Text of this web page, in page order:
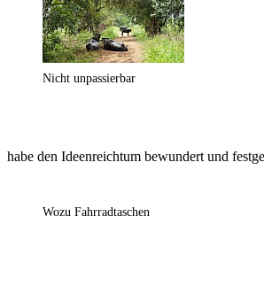
Nicht unpassierbar
habe den Ideenreichtum bewundert und
Wozu Fahrradtaschen